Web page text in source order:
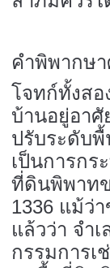
คำพิพากษา
โจทก์ทั้งสอ
บ้านอยู่อาศั
ปรับระดับ
เป็นการกร
ที่ดินพิพาท
1336 แม้ว่
แล้วว่า จำ
กรรมการเ